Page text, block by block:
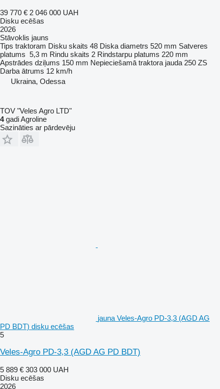
39 770 € 2 046 000 UAH
Disku ecēšas
2026
Stāvoklis jauns
Tips traktoram Disku skaits 48 Diska diametrs 520 mm Satveres
platums 5,3 m Rindu skaits 2 Rindstarpu platums 220 mm
Apstrādes dziļums 150 mm Nepieciešamā traktora jauda 250 ZS
Darba ātrums 12 km/h
Ukraina, Odessa
TOV "Veles Agro LTD"
4gadi Agroline
Sazināties ar pārdevēju
jauna Veles-Agro PD-3,3 (AGD AG
PD BDT) disku ecēšas
5
Veles-Agro PD-3,3 (AGD AG PD BDT)
5 889 € 303 000 UAH
Disku ecēšas
2026